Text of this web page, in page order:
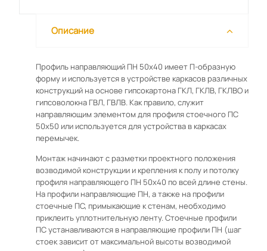
Описание
Профиль направляющий ПН 50х40 имеет П-образную
форму и используется в устройстве каркасов различных
конструкций на основе гипсокартона ГКЛ, ГКЛВ, ГКЛВО и
гипсоволокна ГВЛ, ГВЛВ. Как правило, служит
направляющим элементом для профиля стоечного ПС
50х50 или используется для устройства в каркасах
перемычек.
Монтаж начинают с разметки проектного положения
возводимой конструкции и крепления к полу и потолку
профиля направляющего ПН 50х40 по всей длине стены.
На профили направляющие ПН, а также на профили
стоечные ПС, примыкающие к стенам, необходимо
приклеить уплотнительную ленту. Стоечные профили
ПС устанавливаются в направляющие профили ПН (шаг
стоек зависит от максимальной высоты возводимой